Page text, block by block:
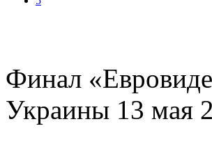
Финал
Украины 13 мая